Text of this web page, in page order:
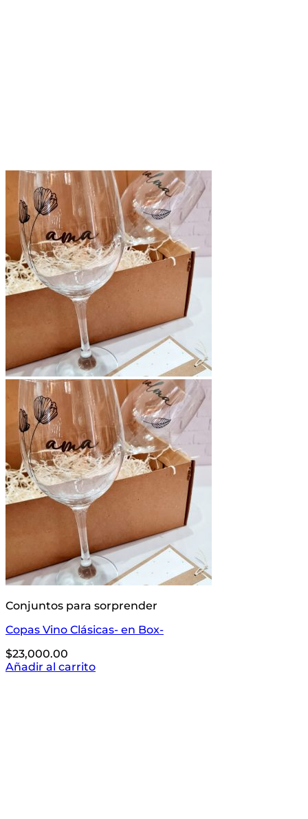
Conjuntos para sorprender
Copas Vino Clásicas- en Box-
$23,000.00
Añadir al carrito